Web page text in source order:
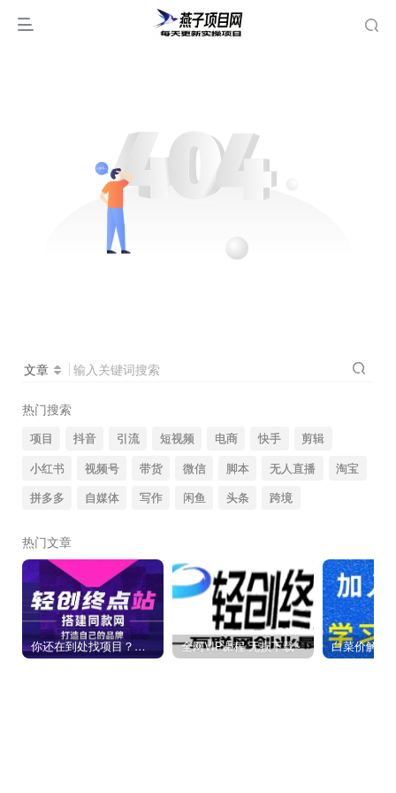
文章 输入关键词搜索
热门搜索
项目 抖音 引流 短视频 电商 快手
剪辑
小红书
视频号 带货 微信 脚本 无人直播
淘宝
拼多多
自媒体 写作 闲鱼 头条 跨境
热门文章
你还在到处找项目？还在当韭菜？我靠卖项目一个月收入5万+，曾经我也是个失败者。 全网VIP课程 无损下载~